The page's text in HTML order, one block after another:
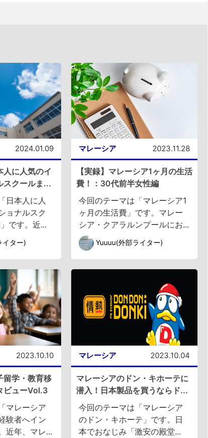
2024.01.09
人に人気のイ
スクールま...
日本人に人
ョナルスク
です。近...
イター)
マレーシア 2023.11.28
【実録】マレーシア1ヶ月の生活
費！：30代前半女性編
今回のテーマは「マレーシア1
ヶ月の生活費」です。マレー
シア・クアラルンプールにお...
Yuuuu(外部ライター)
2023.10.10
留学・教育移
ビューVol.3
マレーシア
験者へイン
近年、マレ...
マレーシア 2023.10.04
マレーシアのドン・キホーテに
潜入！日本製品を買うならド...
今回のテーマは「マレーシア
のドン・キホーテ」です。日
本でおなじみ「激安の殿堂...